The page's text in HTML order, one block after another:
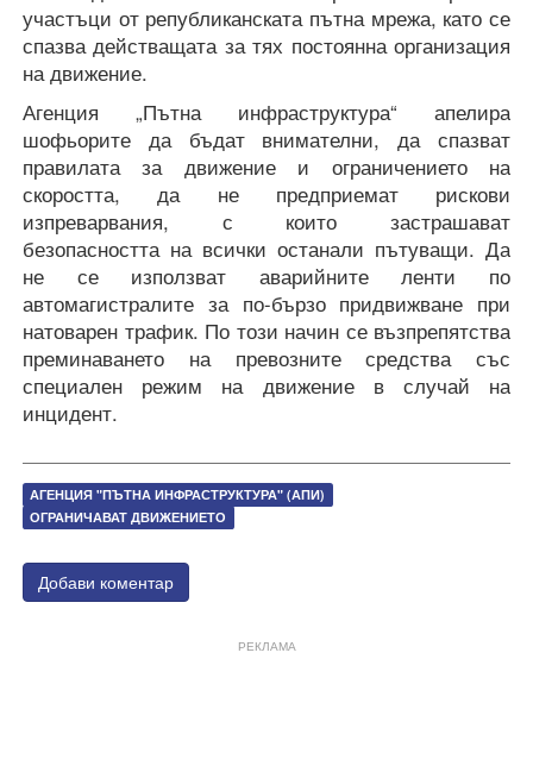
участъци от републиканската пътна мрежа, като се
спазва действащата за тях постоянна организация
на движение.
Агенция „Пътна инфраструктура“ апелира
шофьорите да бъдат внимателни, да спазват
правилата за движение и ограничението на
скоростта, да не предприемат рискови
изпреварвания, с които застрашават
безопасността на всички останали пътуващи. Да
не се използват аварийните ленти по
автомагистралите за по-бързо придвижване при
натоварен трафик. По този начин се възпрепятства
преминаването на превозните средства със
специален режим на движение в случай на
инцидент.
​АГЕНЦИЯ "ПЪТНА ИНФРАСТРУКТУРА" (АПИ)
ОГРАНИЧАВАТ ДВИЖЕНИЕТО
Добави коментар
РЕКЛАМА